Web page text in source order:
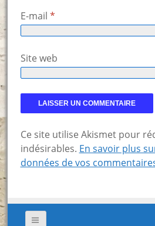
E-mail *
Site web
Ce site utilise Akismet pour
indésirables. En savoir plus
données de vos